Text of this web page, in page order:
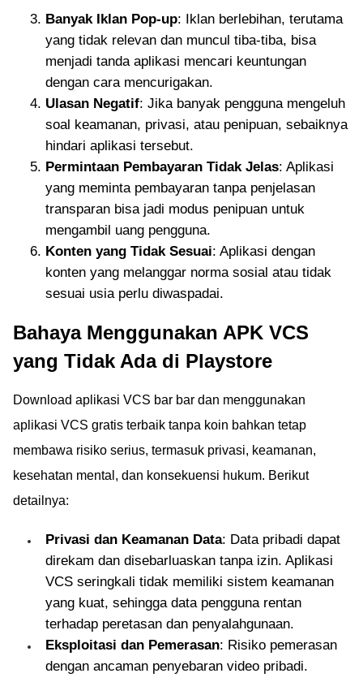
Banyak Iklan Pop-up: Iklan berlebihan, terutama
yang tidak relevan dan muncul tiba-tiba, bisa
menjadi tanda aplikasi mencari keuntungan
dengan cara mencurigakan.
Ulasan Negatif: Jika banyak pengguna mengeluh
soal keamanan, privasi, atau penipuan, sebaiknya
hindari aplikasi tersebut.
Permintaan Pembayaran Tidak Jelas: Aplikasi
yang meminta pembayaran tanpa penjelasan
transparan bisa jadi modus penipuan untuk
mengambil uang pengguna.
Konten yang Tidak Sesuai: Aplikasi dengan
konten yang melanggar norma sosial atau tidak
sesuai usia perlu diwaspadai.
Bahaya Menggunakan APK VCS
yang Tidak Ada di Playstore
Download aplikasi VCS bar bar dan menggunakan
aplikasi VCS gratis terbaik tanpa koin bahkan tetap
membawa risiko serius, termasuk privasi, keamanan,
kesehatan mental, dan konsekuensi hukum. Berikut
detailnya:
Privasi dan Keamanan Data: Data pribadi dapat
direkam dan disebarluaskan tanpa izin. Aplikasi
VCS seringkali tidak memiliki sistem keamanan
yang kuat, sehingga data pengguna rentan
terhadap peretasan dan penyalahgunaan.
Eksploitasi dan Pemerasan: Risiko pemerasan
dengan ancaman penyebaran video pribadi.